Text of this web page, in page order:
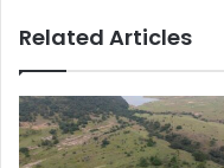
Related Articles